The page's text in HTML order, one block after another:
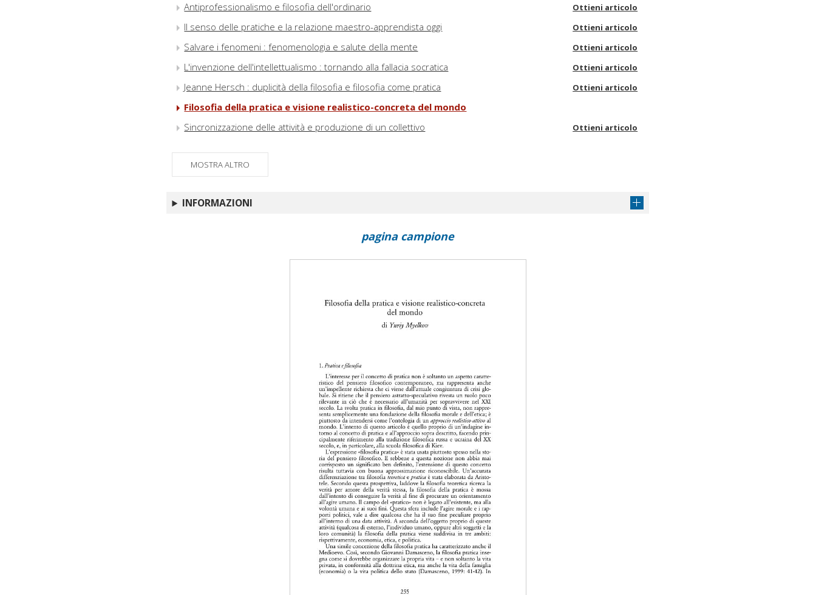
Antiprofessionalismo e filosofia dell'ordinario Ottieni articolo
Il senso delle pratiche e la relazione maestro-apprendista oggi Ottieni articolo
Salvare i fenomeni : fenomenologia e salute della mente Ottieni articolo
L'invenzione dell'intellettualismo : tornando alla fallacia socratica Ottieni articolo
Jeanne Hersch : duplicità della filosofia e filosofia come pratica Ottieni articolo
Filosofia della pratica e visione realistico-concreta del mondo
Sincronizzazione delle attività e produzione di un collettivo
Ottieni articolo
MOSTRA ALTRO
INFORMAZIONI
pagina campione